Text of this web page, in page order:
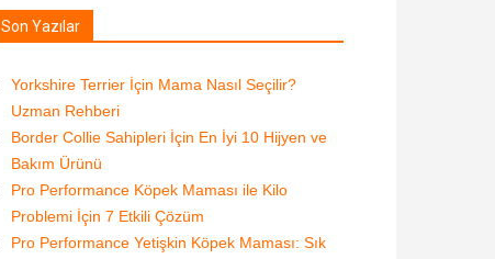
Son Yazılar
Yorkshire Terrier İçin Mama Nasıl Seçilir?
Uzman Rehberi
Border Collie Sahipleri İçin En İyi 10 Hijyen ve
Bakım Ürünü
Pro Performance Köpek Maması ile Kilo
Problemi İçin 7 Etkili Çözüm
Pro Performance Yetişkin Köpek Maması: Sık